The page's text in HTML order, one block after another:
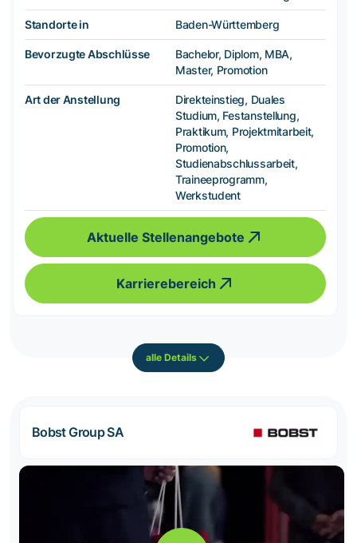
Standorte in Baden-Württemberg
Bevorzugte Abschlüsse
Bachelor, Diplom, MBA,
Master, Promotion
Art der Anstellung
Direkteinstieg, Duales
Studium, Festanstellung,
Praktikum, Projektmitarbeit,
Promotion,
Studienabschlussarbeit,
Traineeprogramm,
Werkstudent
Aktuelle Stellenangebote
Karrierebereich
alle Details
Bobst Group SA